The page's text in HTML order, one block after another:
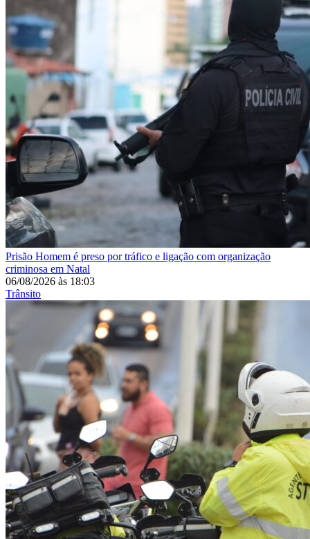
Prisão Homem é preso por tráfico e ligação com organização
criminosa em Natal
06/08/2026 às 18:03
Trânsito